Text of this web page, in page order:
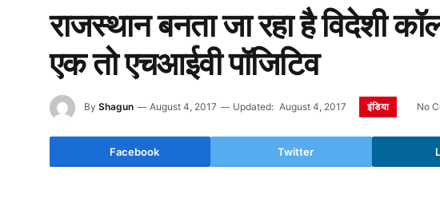
राजस्थान बनता जा रहा है विदेशी
एक तो एचआईवी पॉजिटिव
By Shagun August 4, 2017 Updated: August 4, 2017 इंडिया No
Facebook Twitter